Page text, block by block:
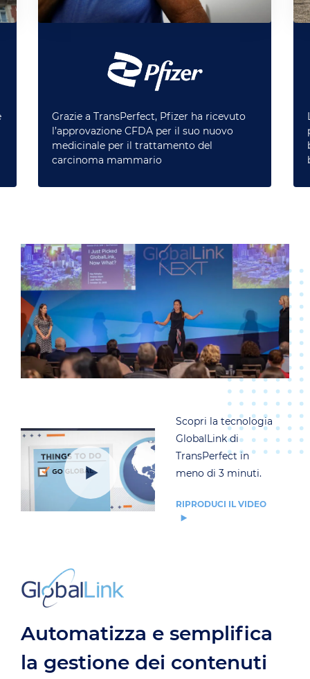
Grazie a TransPerfect, Pfizer ha ricevuto
l’approvazione CFDA per il suo nuovo
medicinale per il trattamento del
carcinoma mammario
Scopri la tecnologia
GlobalLink di
TransPerfect in
meno di 3 minuti.
RIPRODUCI IL VIDEO
Automatizza e semplifica
la gestione dei contenuti